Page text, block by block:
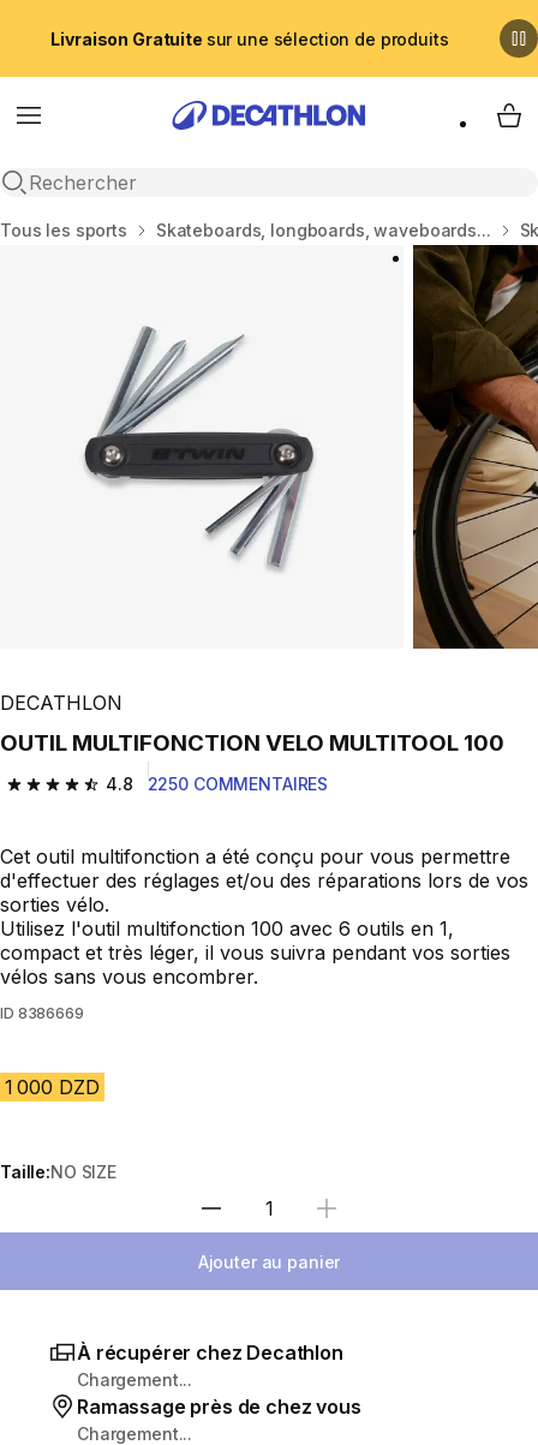
Livraison Gratuite sur une sélection de produits
Menu
Recherche ouverte
My
Accueil
Tous les sports Skateboards, longboards, waveboards...
DECATHLON
OUTIL MULTIFONCTION VELO MULTITOOL 100
4.8
4.8 out of 5 stars from 2250 reviews
2250 COMMENTAIRES
Cet outil multifonction a été conçu pour vous permettre
d'effectuer des réglages et/ou des réparations lors de vos
sorties vélo.
Utilisez l'outil multifonction 100 avec 6 outils en 1,
compact et très léger, il vous suivra pendant vos sorties
vélos sans vous encombrer.
ID 8386669
1 000 DZD
Taille:NO SIZE
Sélectionnez la quantité
Ajouter au panier
À récupérer chez Decathlon
Chargement...
Ramassage près de chez vous
Chargement...